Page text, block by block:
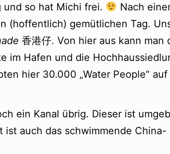
und so hat Michi frei.
Nach
(hoffentlich) gemütlichen Tag.
香港仔. Von hier aus kann
im Hafen und die
hier 30.000 „Water People“
ein Kanal übrig. Dieser ist
auch das schwimmende China-